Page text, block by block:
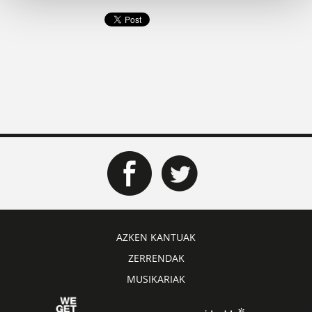
AZKEN KANTUAK
ZERRENDAK
MUSIKARIAK